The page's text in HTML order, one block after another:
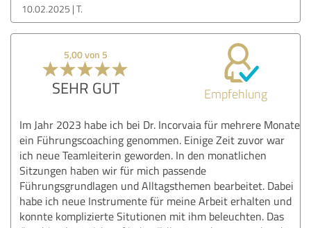
10.02.2025 T.
5,00 von 5
SEHR GUT Empfehlung
Im Jahr 2023 habe ich bei Dr. Incorvaia für mehrere Monate
ein Führungscoaching genommen. Einige Zeit zuvor war
ich neue Teamleiterin geworden. In den monatlichen
Sitzungen haben wir für mich passende
Führungsgrundlagen und Alltagsthemen bearbeitet. Dabei
habe ich neue Instrumente für meine Arbeit erhalten und
konnte komplizierte Situtionen mit ihm beleuchten. Das